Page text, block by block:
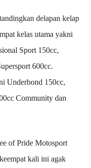
delapan kelap
kelas utama yakni
Sport 150cc,
600cc.
Underbond 150cc,
Community dan
of Pride Motosport
kali ini agak